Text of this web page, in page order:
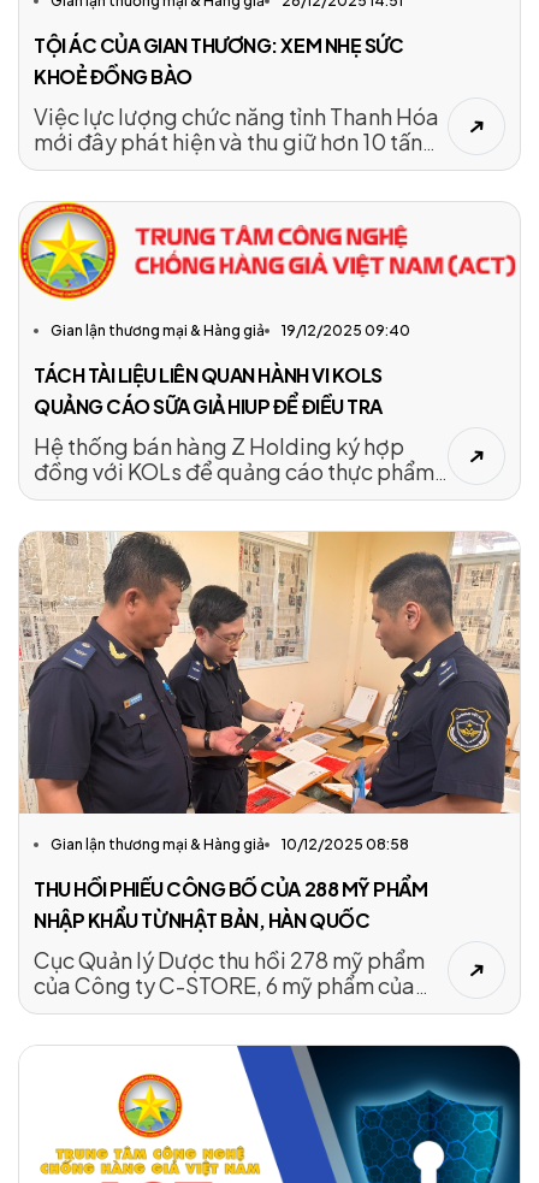
TỘI ÁC CỦA GIAN THƯƠNG: XEM NHẸ SỨC
KHOẺ ĐỒNG BÀO
Việc lực lượng chức năng tỉnh Thanh Hóa
mới đây phát hiện và thu giữ hơn 10 tấn
cá khoai chứa hàm lượng formol đậm đặc
phẩm thông thường. Đây là hồi chuông
cảnh báo nghiêm trọng về nguy cơ thực
phẩm bẩn, thực phẩm không rõ nguồn
gốc đang len lỏi vào chuỗi tiêu dùng
hằng ngày, đe dọa trực tiếp đến sức
khỏe cộng đồng.
Gian lận thương mại & Hàng giả 19/12/2025 09:40
TÁCH TÀI LIỆU LIÊN QUAN HÀNH VI KOLS
QUẢNG CÁO SỮA GIẢ HIUP ĐỂ ĐIỀU TRA
Hệ thống bán hàng Z Holding ký hợp
đồng với KOLs để quảng cáo thực phẩm,
cơ quan điều tra tách phần tài liệu liên
điều tra, làm rõ.
Gian lận thương mại & Hàng giả 10/12/2025 08:58
THU HỒI PHIẾU CÔNG BỐ CỦA 288 MỸ PHẨM
NHẬP KHẨU TỪ NHẬT BẢN, HÀN QUỐC
Cục Quản lý Dược thu hồi 278 mỹ phẩm
của Công ty C-STORE, 6 mỹ phẩm của
Công ty Sang và 4 mỹ phẩm của Alice